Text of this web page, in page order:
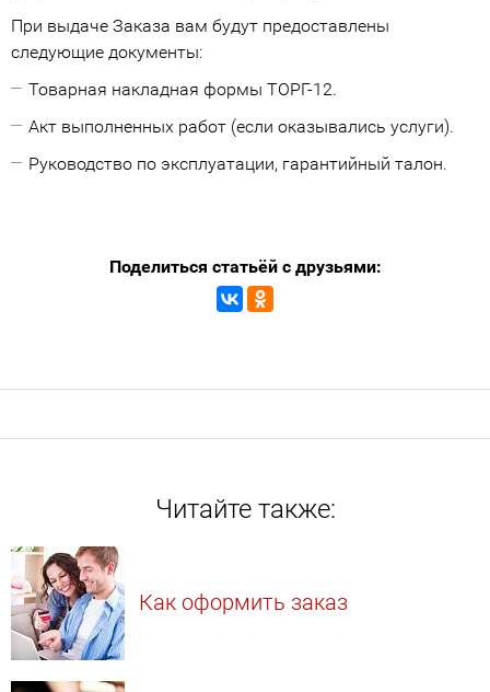
При выдаче Заказа вам будут предоставлены
следующие документы:
Товарная накладная формы ТОРГ-12.
Акт выполненных работ (если оказывались услуги).
Руководство по эксплуатации, гарантийный талон.
Поделиться статьёй с друзьями:
Читайте также:
Как оформить заказ